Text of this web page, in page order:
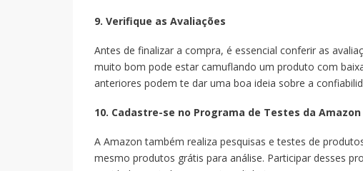
9. Verifique as Avaliações
Antes de finalizar a compra, é essencial conferir as
muito bom pode estar camuflando um produto com
anteriores podem te dar uma boa ideia sobre a
10. Cadastre-se no Programa de Testes da Amazon
A Amazon também realiza pesquisas e testes de
mesmo produtos grátis para análise. Participar desses